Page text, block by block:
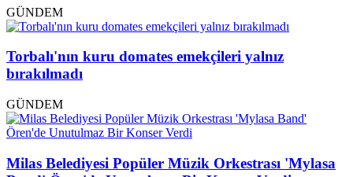
GÜNDEM
Torbalı'nın kuru domates emekçileri yalnız
bırakılmadı
GÜNDEM
Milas Belediyesi Popüler Müzik Orkestrası 'Mylasa